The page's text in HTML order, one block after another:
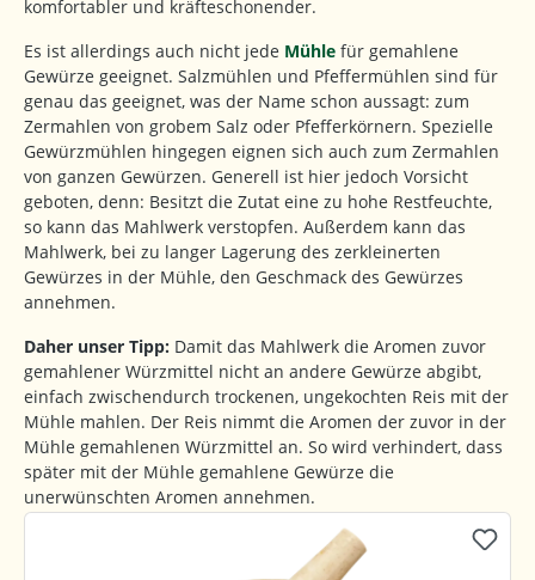
komfortabler und kräfteschonender.
Es ist allerdings auch nicht jede Mühle für gemahlene
Gewürze geeignet. Salzmühlen und Pfeffermühlen sind für
genau das geeignet, was der Name schon aussagt: zum
Zermahlen von grobem Salz oder Pfefferkörnern. Spezielle
Gewürzmühlen hingegen eignen sich auch zum Zermahlen
von ganzen Gewürzen. Generell ist hier jedoch Vorsicht
geboten, denn: Besitzt die Zutat eine zu hohe Restfeuchte,
so kann das Mahlwerk verstopfen. Außerdem kann das
Mahlwerk, bei zu langer Lagerung des zerkleinerten
Gewürzes in der Mühle, den Geschmack des Gewürzes
annehmen.
Daher unser Tipp: Damit das Mahlwerk die Aromen zuvor
gemahlener Würzmittel nicht an andere Gewürze abgibt,
einfach zwischendurch trockenen, ungekochten Reis mit der
Mühle mahlen. Der Reis nimmt die Aromen der zuvor in der
Mühle gemahlenen Würzmittel an. So wird verhindert, dass
später mit der Mühle gemahlene Gewürze die
unerwünschten Aromen annehmen.
Produktgalerie überspringen